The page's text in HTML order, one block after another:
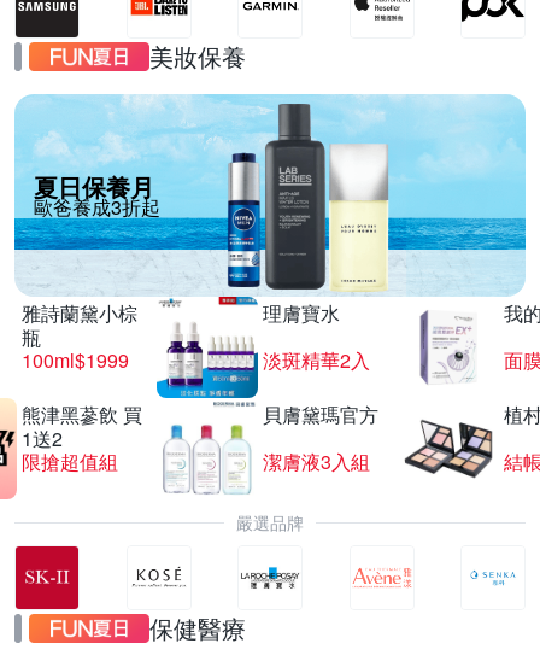
美妝保養
夏日保養月
歐爸養成3折起
雅詩蘭黛小棕
瓶
100ml$1999
理膚寶水
淡斑精華2入
我
面
熊津黑蔘飲 買
1送2
限搶超值組
貝膚黛瑪官方
潔膚液3入組
植
結
嚴選品牌
保健醫療